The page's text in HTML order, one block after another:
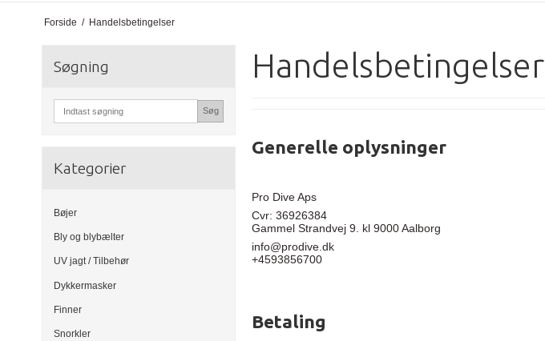
Forside / Handelsbetingelser
Søgning
Søg
Kategorier
Bøjer
Bly og blybælter
UV jagt / Tilbehør
Dykkermasker
Finner
Snorkler
Handelsbetingelser
Generelle oplysninger
Pro Dive Aps
Cvr: 36926384
Gammel Strandvej 9. kl 9000 Aalborg
info@prodive.dk
+4593856700
Betaling